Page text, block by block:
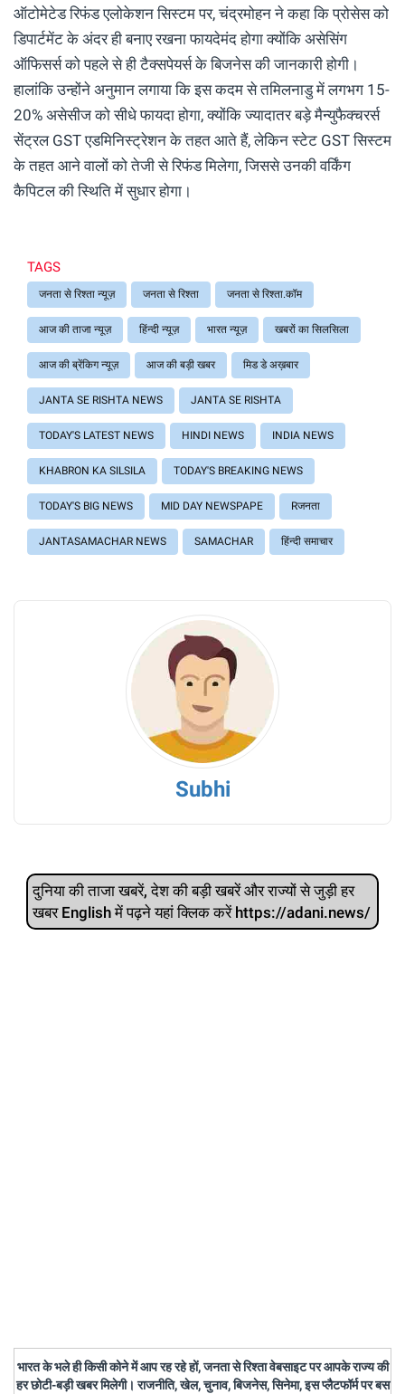
ऑटोमेटेड रिफंड एलोकेशन सिस्टम पर, चंद्रमोहन ने कहा कि प्रोसेस को
डिपार्टमेंट के अंदर ही बनाए रखना फायदेमंद होगा क्योंकि असेसिंग
ऑफिसर्स को पहले से ही टैक्सपेयर्स के बिजनेस की जानकारी होगी।
हालांकि उन्होंने अनुमान लगाया कि इस कदम से तमिलनाडु में लगभग 15-
20% असेसीज को सीधे फायदा होगा, क्योंकि ज्यादातर बड़े मैन्युफैक्चरर्स
सेंट्रल GST एडमिनिस्ट्रेशन के तहत आते हैं, लेकिन स्टेट GST सिस्टम
के तहत आने वालों को तेजी से रिफंड मिलेगा, जिससे उनकी वर्किंग
कैपिटल की स्थिति में सुधार होगा।
TAGS
जनता से रिश्ता न्यूज़ जनता से रिश्ता जनता से रिश्ता.कॉम
आज की ताजा न्यूज़ हिंन्दी न्यूज़ भारत न्यूज़ खबरों का सिलसिला
आज की ब्रेंकिग न्यूज़ आज की बड़ी खबर मिड डे अख़बार
JANTA SE RISHTA NEWS JANTA SE RISHTA
TODAY'S LATEST NEWS HINDI NEWS INDIA NEWS
KHABRON KA SILSILA TODAY'S BREAKING NEWS
TODAY'S BIG NEWS MID DAY NEWSPAPE Rजनता
JANTASAMACHAR NEWS SAMACHAR हिंन्दी समाचार
Subhi
दुनिया की ताजा खबरें, देश की बड़ी खबरें और राज्‍यों से जुड़ी हर
खबर English में पढ़ने यहां क्लिक करें https://adani.news/
भारत के भले ही किसी कोने में आप रह रहे हों, जनता से रिश्ता वेबसाइट पर आपके राज्य की
हर छोटी-बड़ी खबर मिलेगी। राजनीति, खेल, चुनाव, बिजनेस, सिनेमा, इस प्लैटफॉर्म पर बस